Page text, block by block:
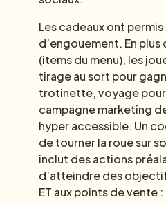
Les cadeaux ont
d’engouement. En
(items du menu), les
tirage au sort pour
trotinette, voyage
campagne marketing
hyper accessible. Un
de tourner la roue sur
inclut des actions
d’atteindre des
ET aux points de vente